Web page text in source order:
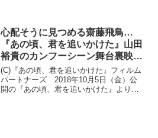
化で演じた...
心配そうに見つめる齋藤飛鳥…
『あの頃、君を追いかけた』山田
裕貴のカンフーシーン舞台裏映
像！
(C)『あの頃、君を追いかけた』フィルム
パートナーズ 2018年10月5日（金）公
開の『あの頃、君を追いかけた』より、